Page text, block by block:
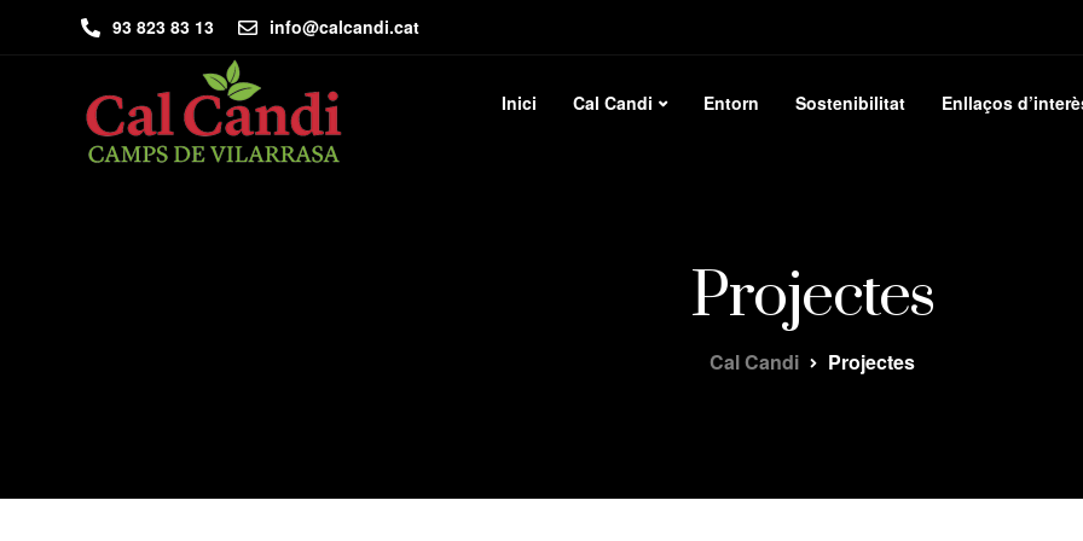
93 823 83 13 info@calcandi.cat
Inici Cal Candi Entorn Sostenibilitat Enllaços
Projectes
Cal Candi Projectes